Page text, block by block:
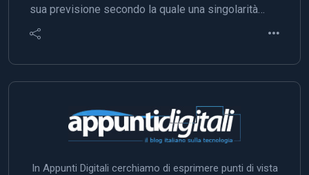
sua previsione secondo la quale una singolarità…
In Appunti Digitali cerchiamo di esprimere punti di vista